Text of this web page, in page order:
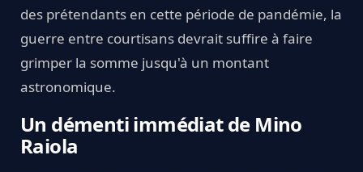
des prétendants en cette période de pandémie, la
guerre entre courtisans devrait suffire à faire
grimper la somme jusqu'à un montant
astronomique.
Un démenti immédiat de Mino
Raiola